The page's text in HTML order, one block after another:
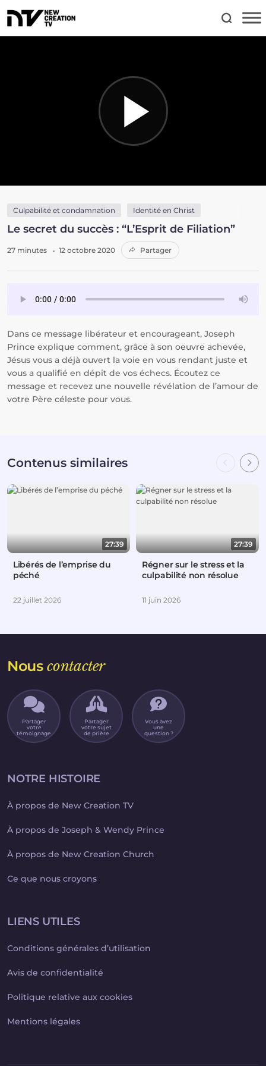
Culpabilité et condamnation Identité en Christ
Le secret du succès : “L’Esprit de Filiation”
27 minutes 12 octobre 2020 Partager
Dans ce message libérateur et encourageant, Joseph
Prince explique comment, grâce à son oeuvre achevée,
Jésus vous a déjà ouvert la voie en vous rendant juste et
vous a qualifié en dépit de vos échecs. Écoutez ce
message et recevez une nouvelle révélation de l’amour de
votre Père céleste pour vous.
Contenus similaires
27:39
Libérés de l’emprise du
péché
22 juillet 2026
27:39
Régner sur le stress et la
culpabilité non résolue
11 juin 2026
Nouscontacter
Partager
votre
témoignage
Partager
votre sujet
de prière
Vous avez
une
question ?
NOTRE HISTOIRE
À propos de New Creation TV
À propos de Joseph & Wendy Prince
À propos de New Creation Church
Ce que nous croyons
LIENS UTILES
Conditions générales d’utilisation
Avis de confidentialité
Politique relative aux cookies
Mentions légales